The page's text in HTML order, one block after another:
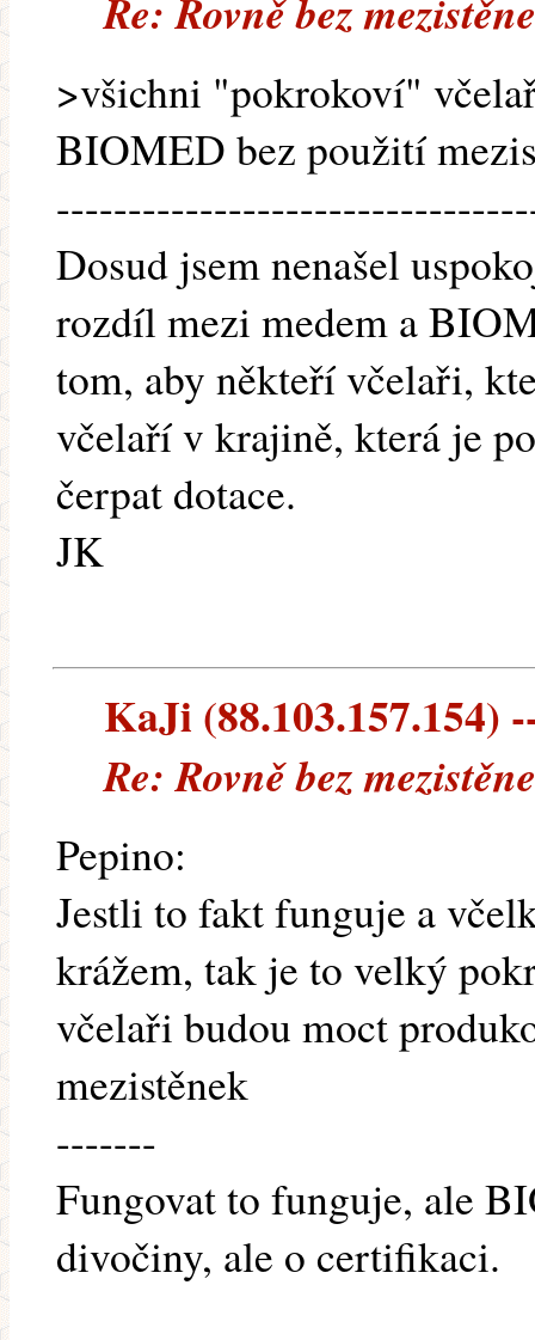
Re: Rovně bez
>všichni "pokrokoví"
BIOMED bez použití
Dosud jsem nenašel
rozdíl mezi medem a
tom, aby někteří včelaři,
včelaří v krajině, která je
čerpat dotace.
JK
KaJi (88.103.157.154)
Re: Rovně bez
Pepino:
Jestli to fakt funguje a
krážem, tak je to velký
včelaři budou moct
mezistěnek
-------
Fungovat to funguje, ale
divočiny, ale o certifikaci.